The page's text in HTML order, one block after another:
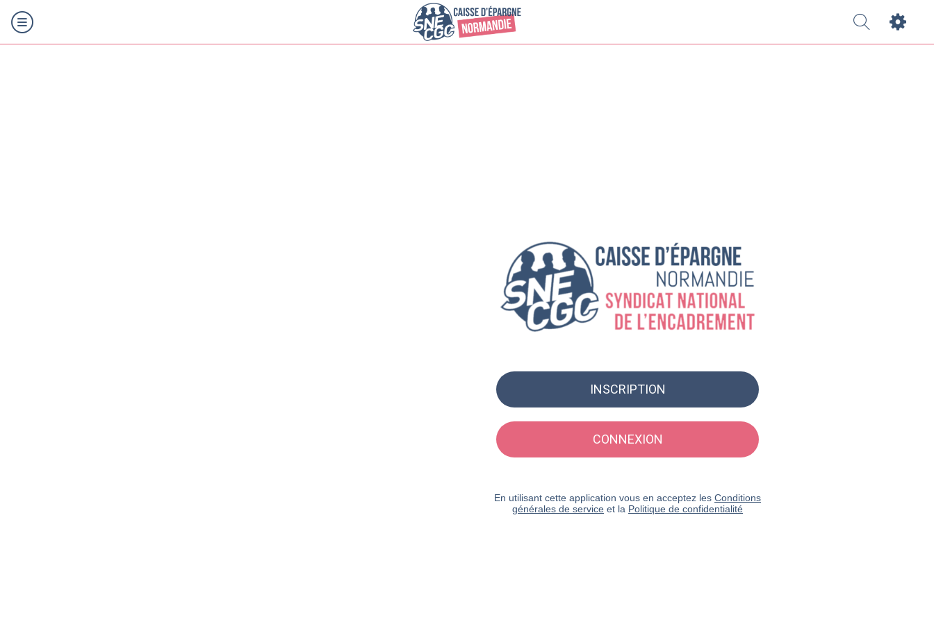
INSCRIPTION
CONNEXION
En utilisant cette application vous en acceptez les Conditions
générales de service et la Politique de confidentialité